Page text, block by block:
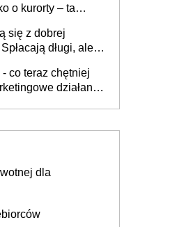
o kurorty – ta
po cichu
się z dobrej
długi, ale
co teraz chętniej
działania
dla